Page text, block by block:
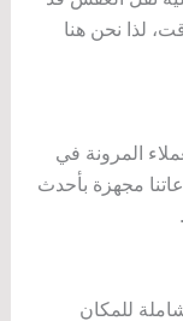
لذا نحن هنا
المرونة في
مجهزة بأحدث
للمكان